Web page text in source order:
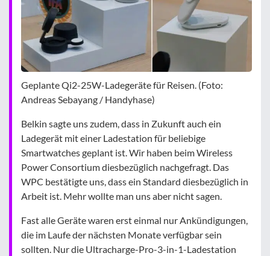
Geplante Qi2-25W-Ladegeräte für Reisen. (Foto:
Andreas Sebayang / Handyhase)
Belkin sagte uns zudem, dass in Zukunft auch ein
Ladegerät mit einer Ladestation für beliebige
Smartwatches geplant ist. Wir haben beim Wireless
Power Consortium diesbezüglich nachgefragt. Das
WPC bestätigte uns, dass ein Standard diesbezüglich in
Arbeit ist. Mehr wollte man uns aber nicht sagen.
Fast alle Geräte waren erst einmal nur Ankündigungen,
die im Laufe der nächsten Monate verfügbar sein
sollten. Nur die Ultracharge-Pro-3-in-1-Ladestation